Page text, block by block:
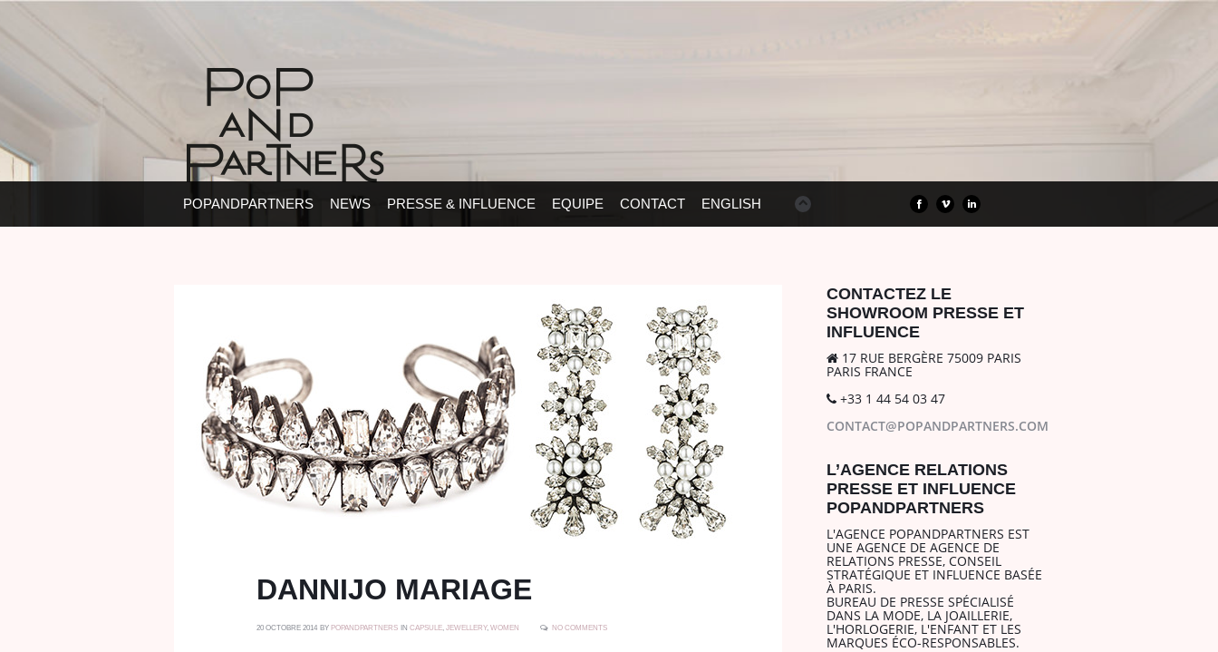
POPANDPARTNERS NEWS PRESSE & INFLUENCE EQUIPE CONTACT ENGLISH
DANNIJO MARIAGE
20 OCTOBRE 2014 BY POPANDPARTNERS INCAPSULE,JEWELLERY,WOMEN NO COMMENTS
CONTACTEZ LE
SHOWROOM PRESSE ET
INFLUENCE
17 RUE BERGÈRE 75009 PARIS
PARIS FRANCE
+33 1 44 54 03 47
CONTACT@POPANDPARTNERS.COM
L’AGENCE RELATIONS
PRESSE ET INFLUENCE
POPANDPARTNERS
L'AGENCE POPANDPARTNERS EST
UNE AGENCE DE AGENCE DE
RELATIONS PRESSE, CONSEIL
STRATÉGIQUE ET INFLUENCE BASÉE
À PARIS.
BUREAU DE PRESSE SPÉCIALISÉ
DANS LA MODE, LA JOAILLERIE,
L'HORLOGERIE, L'ENFANT ET LES
MARQUES ÉCO-RESPONSABLES.